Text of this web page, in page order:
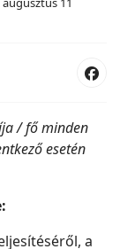
/ fő minden
esetén
a